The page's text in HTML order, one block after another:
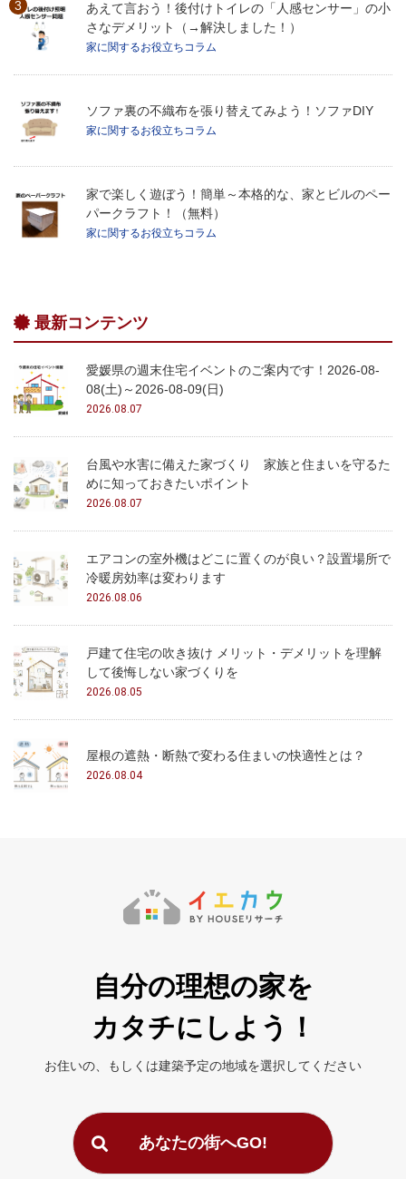
あえて言おう！後付けトイレの「人感センサー」の小
さなデメリット（→解決しました！）
家に関するお役立ちコラム
ソファ裏の不織布を張り替えてみよう！ソファDIY
家に関するお役立ちコラム
家で楽しく遊ぼう！簡単～本格的な、家とビルのペー
パークラフト！（無料）
家に関するお役立ちコラム
最新コンテンツ
愛媛県の週末住宅イベントのご案内です！2026-08-
08(土)～2026-08-09(日)
2026.08.07
台風や水害に備えた家づくり 家族と住まいを守るた
めに知っておきたいポイント
2026.08.07
エアコンの室外機はどこに置くのが良い？設置場所で
冷暖房効率は変わります
2026.08.06
戸建て住宅の吹き抜け メリット・デメリットを理解
して後悔しない家づくりを
2026.08.05
屋根の遮熱・断熱で変わる住まいの快適性とは？
2026.08.04
自分の理想の家を
カタチにしよう！
お住いの、もしくは建築予定の地域を選択してください
あなたの街へGO!